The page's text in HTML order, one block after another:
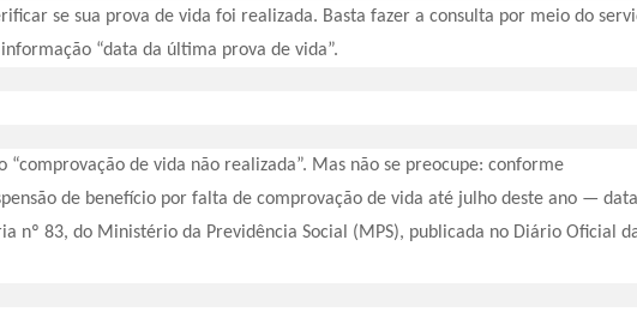
se sua prova de vida foi realizada. Basta fazer a consulta por meio do
“data da última prova de vida”.
“comprovação de vida não realizada”. Mas não se preocupe: conforme
de benefício por falta de comprovação de vida até julho deste ano — data
nº 83, do Ministério da Previdência Social (MPS), publicada no Diário Oficial